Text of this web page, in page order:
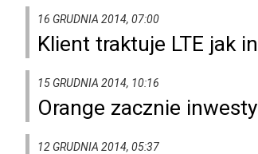
16 GRUDNIA 2014, 07:00
Klient traktuje LTE jak
15 GRUDNIA 2014, 10:16
Orange zacznie
12 GRUDNIA 2014, 05:37